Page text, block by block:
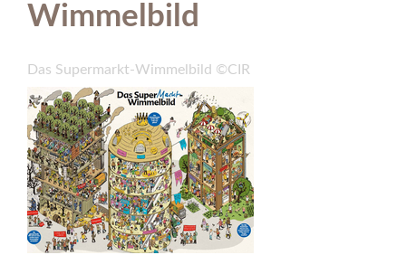
Wimmelbild
Das Supermarkt-Wimmelbild ©CIR